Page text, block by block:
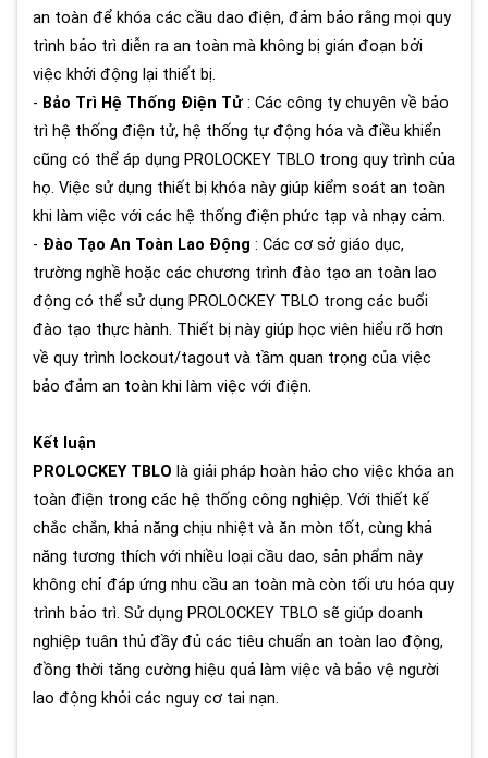
an toàn để khóa các cầu dao điện, đảm bảo rằng mọi quy
trình bảo trì diễn ra an toàn mà không bị gián đoạn bởi
việc khởi động lại thiết bị.
- Bảo Trì Hệ Thống Điện Tử : Các công ty chuyên về bảo
trì hệ thống điện tử, hệ thống tự động hóa và điều khiển
cũng có thể áp dụng PROLOCKEY TBLO trong quy trình của
họ. Việc sử dụng thiết bị khóa này giúp kiểm soát an toàn
khi làm việc với các hệ thống điện phức tạp và nhạy cảm.
- Đào Tạo An Toàn Lao Động : Các cơ sở giáo dục,
trường nghề hoặc các chương trình đào tạo an toàn lao
động có thể sử dụng PROLOCKEY TBLO trong các buổi
đào tạo thực hành. Thiết bị này giúp học viên hiểu rõ hơn
về quy trình lockout/tagout và tầm quan trọng của việc
bảo đảm an toàn khi làm việc với điện.
Kết luận
PROLOCKEY TBLO là giải pháp hoàn hảo cho việc khóa an
toàn điện trong các hệ thống công nghiệp. Với thiết kế
chắc chắn, khả năng chịu nhiệt và ăn mòn tốt, cùng khả
năng tương thích với nhiều loại cầu dao, sản phẩm này
không chỉ đáp ứng nhu cầu an toàn mà còn tối ưu hóa quy
trình bảo trì. Sử dụng PROLOCKEY TBLO sẽ giúp doanh
nghiệp tuân thủ đầy đủ các tiêu chuẩn an toàn lao động,
đồng thời tăng cường hiệu quả làm việc và bảo vệ người
lao động khỏi các nguy cơ tai nạn.